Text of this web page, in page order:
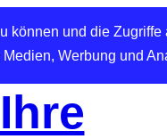
können und die Zugriffe
Werbung und